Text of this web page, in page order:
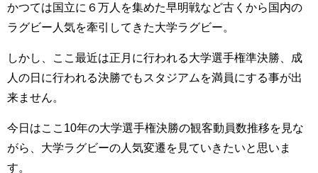
かつては国立に６万人を集めた早明戦など古くから国内の
ラグビー人気を牽引してきた大学ラグビー。
しかし、ここ最近は正月に行われる大学選手権準決勝、成
人の日に行われる決勝でもスタジアムを満員にする事が出
来ません。
今日はここ10年の大学選手権決勝の観客動員数推移を見な
がら、大学ラグビーの人気変遷を見ていきたいと思いま
す。